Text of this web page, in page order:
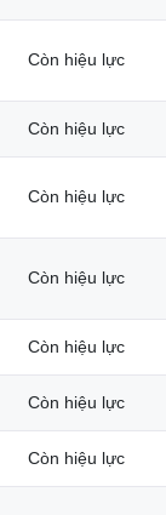
Còn hiệu lực
Còn hiệu lực
Còn hiệu lực
Còn hiệu lực
Còn hiệu lực
Còn hiệu lực
Còn hiệu lực